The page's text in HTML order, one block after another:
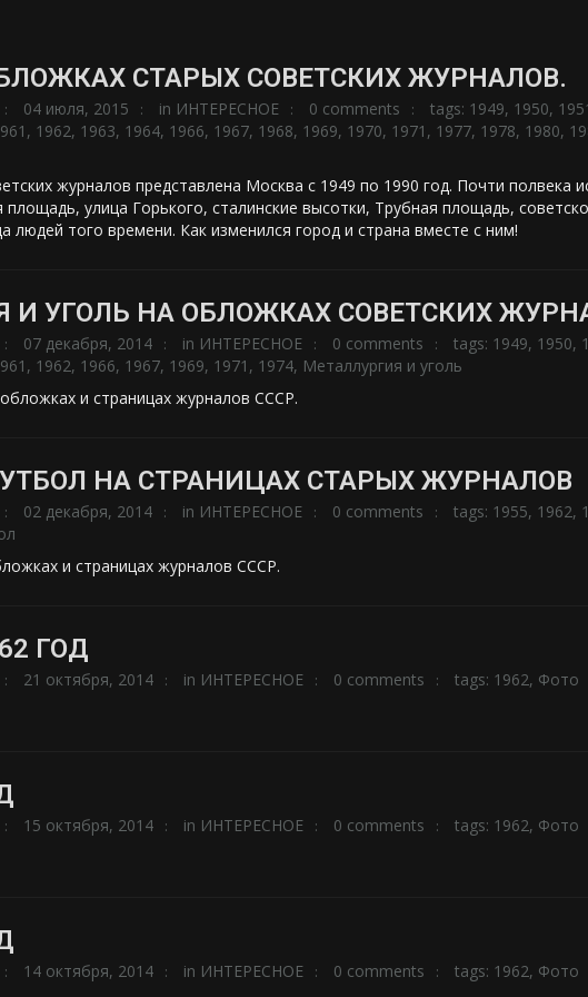
СТАРЫХ СОВЕТСКИХ ЖУРНАЛОВ.
04 июля, 2015 in ИНТЕРЕСНОЕ 0 comments tags: 1949, 1950,
, 1962, 1963, 1964, 1966, 1967, 1968, 1969, 1970, 1971 , 1977, 1978, 1980,
журналов представлена Москва с 1949 по 1990 год. Почти полвека
улица Горького, сталинские высотки, Трубная площадь,
людей того времени. Как изменился город и страна вместе с ним!
И УГОЛЬ НА ОБЛОЖКАХ СОВЕТСКИХ
07 декабря, 2014 in ИНТЕРЕСНОЕ 0 comments tags: 1949, 1950,
, 1962, 1966, 1967, 1969, 1971 , 1974, Металлургия и уголь
и страницах журналов СССР.
НА СТРАНИЦАХ СТАРЫХ ЖУРНАЛОВ
02 декабря, 2014 in ИНТЕРЕСНОЕ 0 comments tags: 1955, 1962,
и страницах журналов СССР.
ГОД
21 октября, 2014 in ИНТЕРЕСНОЕ 0 comments tags: 1962, Фото
15 октября, 2014 in ИНТЕРЕСНОЕ 0 comments tags: 1962, Фото
14 октября, 2014 in ИНТЕРЕСНОЕ 0 comments tags: 1962, Фото